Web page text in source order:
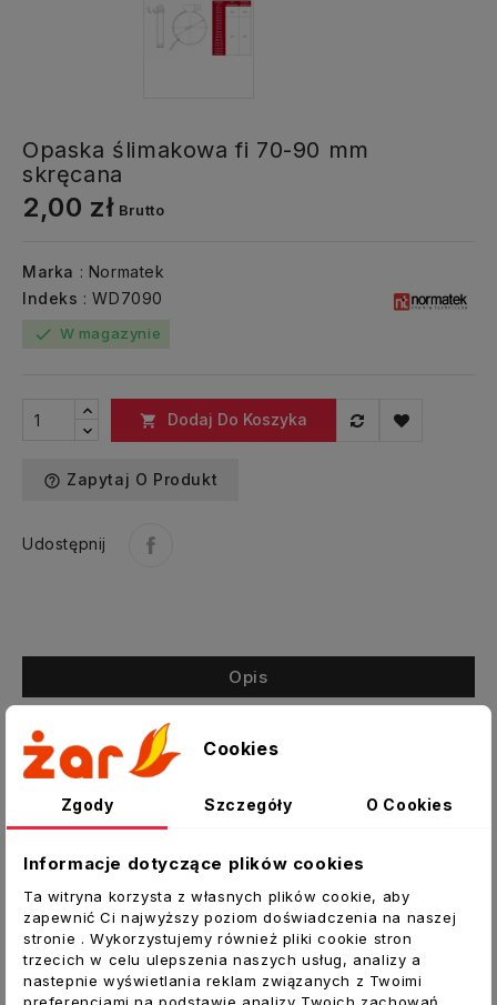
Opaska ślimakowa fi 70-90 mm
skręcana
2,00 zł Brutto
Marka : Normatek
Indeks : WD7090
check W magazynie
 Dodaj Do Koszyka
help_outline Zapytaj O Produkt
Udostępnij
Opis
Załączniki
Ślimakowe, nierdzewne opaski zaciskowe
Wykonanie:taśma i osłona ze stali
nierdzewnej, wkręt ze stali ocynkowanej,
śruba krzyżowa.
Najwyższej jakości produkt wykonany
zgodnie z rygorami norm ISO9001.
Cookies
Zgody Szczegóły O Cookies
Informacje dotyczące plików cookies
Ta witryna korzysta z własnych plików cookie, aby
zapewnić Ci najwyższy poziom doświadczenia na naszej
stronie . Wykorzystujemy również pliki cookie stron
trzecich w celu ulepszenia naszych usług, analizy a
nastepnie wyświetlania reklam związanych z Twoimi